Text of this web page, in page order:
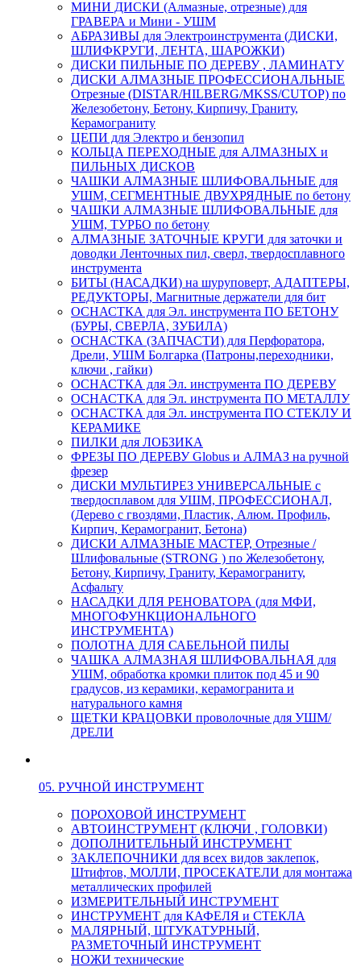
МИНИ ДИСКИ (Алмазные, отрезные) для
ГРАВЕРА и Мини - УШМ
АБРАЗИВЫ для Электроинструмента (ДИСКИ,
ШЛИФКРУГИ, ЛЕНТА, ШАРОЖКИ)
ДИСКИ ПИЛЬНЫЕ ПО ДЕРЕВУ , ЛАМИНАТУ
ДИСКИ АЛМАЗНЫЕ ПРОФЕССИОНАЛЬНЫЕ
Отрезные (DISTAR/HILBERG/MKSS/CUTOP) по
Железобетону, Бетону, Кирпичу, Граниту,
Керамограниту
ЦЕПИ для Электро и бензопил
КОЛЬЦА ПЕРЕХОДНЫЕ для АЛМАЗНЫХ и
ПИЛЬНЫХ ДИСКОВ
ЧАШКИ АЛМАЗНЫЕ ШЛИФОВАЛЬНЫЕ для
УШМ, СЕГМЕНТНЫЕ ДВУХРЯДНЫЕ по бетону
ЧАШКИ АЛМАЗНЫЕ ШЛИФОВАЛЬНЫЕ для
УШМ, ТУРБО по бетону
АЛМАЗНЫЕ ЗАТОЧНЫЕ КРУГИ для заточки и
доводки Ленточных пил, сверл, твердосплавного
инструмента
БИТЫ (НАСАДКИ) на шуруповерт, АДАПТЕРЫ,
РЕДУКТОРЫ, Магнитные держатели для бит
ОСНАСТКА для Эл. инструмента ПО БЕТОНУ
(БУРЫ, СВЕРЛА, ЗУБИЛА)
ОСНАСТКА (ЗАПЧАСТИ) для Перфоратора,
Дрели, УШМ Болгарка (Патроны,переходники,
ключи , гайки)
ОСНАСТКА для Эл. инструмента ПО ДЕРЕВУ
ОСНАСТКА для Эл. инструмента ПО МЕТАЛЛУ
ОСНАСТКА для Эл. инструмента ПО СТЕКЛУ И
КЕРАМИКЕ
ПИЛКИ для ЛОБЗИКА
ФРЕЗЫ ПО ДЕРЕВУ Globus и АЛМАЗ на ручной
фрезер
ДИСКИ МУЛЬТИРЕЗ УНИВЕРСАЛЬНЫЕ с
твердосплавом для УШМ, ПРОФЕССИОНАЛ,
(Дерево с гвоздями, Пластик, Алюм. Профиль,
Кирпич, Керамогранит, Бетона)
ДИСКИ АЛМАЗНЫЕ МАСТЕР, Отрезные /
Шлифовальные (STRONG ) по Железобетону,
Бетону, Кирпичу, Граниту, Керамограниту,
Асфальту
НАСАДКИ ДЛЯ РЕНОВАТОРА (для МФИ,
МНОГОФУНКЦИОНАЛЬНОГО
ИНСТРУМЕНТА)
ПОЛОТНА ДЛЯ САБЕЛЬНОЙ ПИЛЫ
ЧАШКА АЛМАЗНАЯ ШЛИФОВАЛЬНАЯ для
УШМ, обработка кромки плиток под 45 и 90
градусов, из керамики, керамогранита и
натурального камня
ЩЕТКИ КРАЦОВКИ проволочные для УШМ/
ДРЕЛИ
05. РУЧНОЙ ИНСТРУМЕНТ
ПОРОХОВОЙ ИНСТРУМЕНТ
АВТОИНСТРУМЕНТ (КЛЮЧИ , ГОЛОВКИ)
ДОПОЛНИТЕЛЬНЫЙ ИНСТРУМЕНТ
ЗАКЛЕПОЧНИКИ для всех видов заклепок,
Штифтов, МОЛЛИ, ПРОСЕКАТЕЛИ для монтажа
металлических профилей
ИЗМЕРИТЕЛЬНЫЙ ИНСТРУМЕНТ
ИНСТРУМЕНТ для КАФЕЛЯ и СТЕКЛА
МАЛЯРНЫЙ, ШТУКАТУРНЫЙ,
РАЗМЕТОЧНЫЙ ИНСТРУМЕНТ
НОЖИ технические